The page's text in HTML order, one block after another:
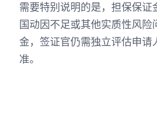
需要特别说明的是，担保保证
国动因不足或其他实质性风险
金，签证官仍需独立评估申请
准。